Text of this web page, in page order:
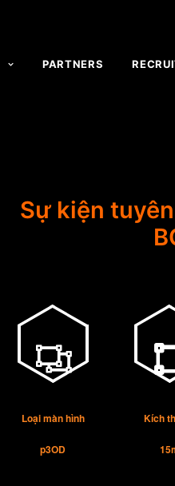
PARTNERS
Sự kiện
Loại màn hình
p3OD
Kích